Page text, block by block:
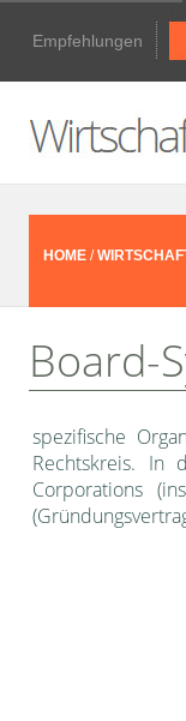
Empfehlungen
HOME /
Board-
spezifische
Rechtskreis. In
Corporations